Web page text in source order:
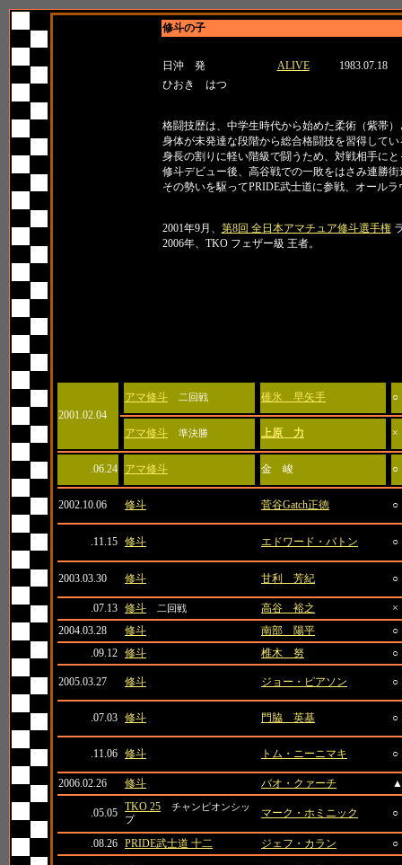
修斗の子
日沖 発
ALIVE
1983.07.18
ひおき はつ
格闘技歴は、中学生時代から始めた柔術（紫帯
身体が未発達な段階から総合格闘技を習得して
身長の割りに軽い階級で闘うため、対戦相手に
修斗デビュー後、高谷戦での一敗をはさみ連勝
その勢いを駆ってPRIDE武士道に参戦、オール
2001年9月、 第8回 全日本アマチュア修斗選手権
2006年、TKO フェザー級 王者。
2001.02.04
アマ修斗 二回戦 碓氷 早矢手 ○
アマ修斗 準決勝 上原 力 ×
.06.24 アマ修斗 金 峻 ○
2002.10.06 修斗 菅谷Gatch正徳 ○
.11.15 修斗 エドワード・バトン ○
2003.03.30 修斗 甘利 芳紀 ○
.07.13 修斗 二回戦 高谷 裕之
×
2004.03.28
修斗 南部 陽平
○
.09.12 修斗 椎木 努 ○
2005.03.27 修斗 ジョー・ピアソン ○
.07.03 修斗 門脇 英基 ○
.11.06 修斗 トム・ニーニマキ ○
2006.02.26 修斗 バオ・クァーチ ▲
.05.05 TKO 25
チャンピオンシッ
プ
マーク・ホミニック ○
.08.26 PRIDE武士道 十二 ジェフ・カラン ○